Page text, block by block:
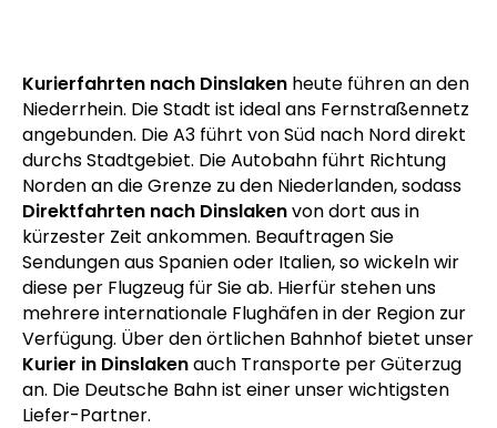
schnell da
Kurierfahrten nach Dinslakenheute führen an den
Niederrhein. Die Stadt ist ideal ans Fernstraßennetz
angebunden. Die A3 führt von Süd nach Nord direkt
durchs Stadtgebiet. Die Autobahn führt Richtung
Norden an die Grenze zu den Niederlanden, sodass
Direktfahrten nach Dinslakenvon dort aus in
kürzester Zeit ankommen. Beauftragen Sie
Sendungen aus Spanien oder Italien, so wickeln wir
diese per Flugzeug für Sie ab. Hierfür stehen uns
mehrere internationale Flughäfen in der Region zur